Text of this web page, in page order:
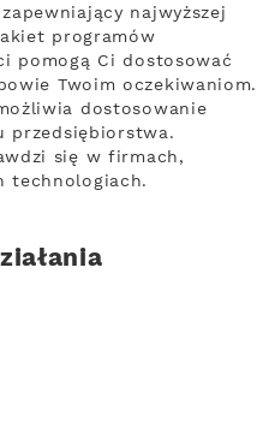
najwyższej
programów
pomogą Ci dostosować
Twoim oczekiwaniom.
dostosowanie
się w firmach,
technologiach.